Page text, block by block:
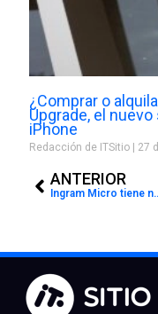
¿Comprar o
Upgrade, el
iPhone
Redacción de ITSitio 27
ANTERIOR
Ingram Micro